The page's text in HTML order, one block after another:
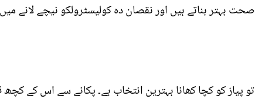
بہتر بناتے ہیں اور نقصان دہ کولیسٹرولکو نیچے لانے
پیاز کو کچا کھانا بہترین انتخاب ہے۔ پکانے سے اس کے کچھ